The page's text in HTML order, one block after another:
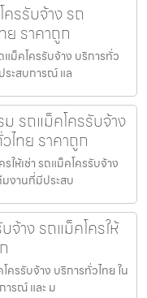
รรับจ้าง รถ
ย ราคาถูก
แม็คโครรับจ้าง บริการทั่ว
ระสบการณ์ แล
รถแม็คโครรับจ้าง
ไทย ราคาถูก
ห้เช่า รถแม็คโครรับจ้าง
มงานที่มีประสบ
จ้าง รถแม็คโครให้
ครรับจ้าง บริการทั่วไทย ใน
ารณ์ และ ม